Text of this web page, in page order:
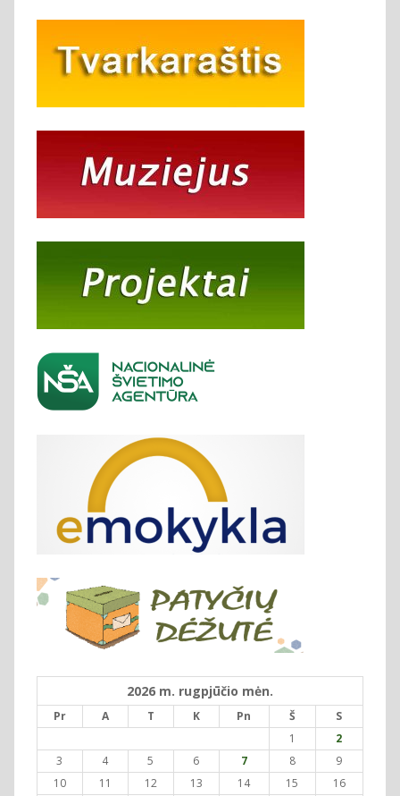
2026 m. rugpjūčio mėn.
Pr A T K Pn Š
S
1
2
3
4 5 6 7 8
9
10
11 12 13 14 15
16